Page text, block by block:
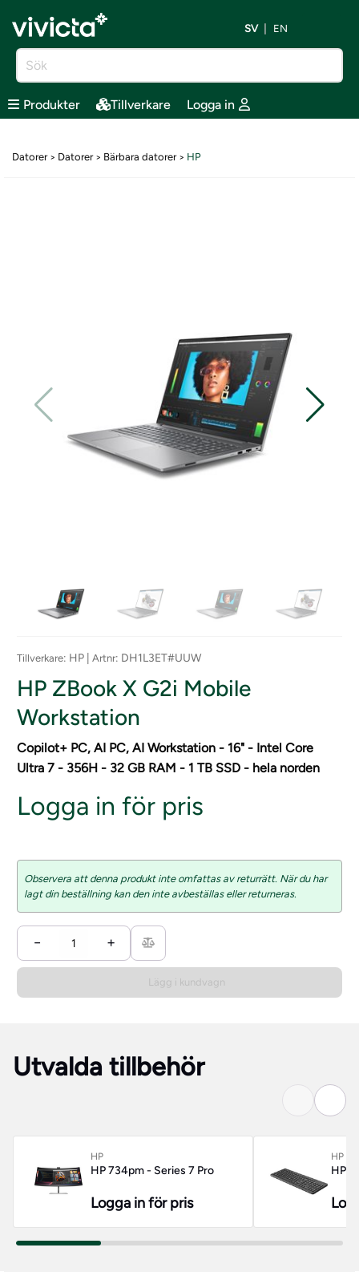
SV EN
Produkter Tillverkare Logga in
Datorer> Datorer> Bärbara datorer> HP
Tillverkare: HP | Artnr: DH1L3ET#UUW
HP ZBook X G2i Mobile
Workstation
Copilot+ PC, AI PC, AI Workstation - 16" - Intel Core
Ultra 7 - 356H - 32 GB RAM - 1 TB SSD - hela norden
Logga in för pris
Observera att denna produkt inte omfattas av returrätt. När du har
lagt din beställning kan den inte avbeställas eller returneras.
− +
Lägg i kundvagn
Utvalda tillbehör
HP
HP 734pm - Series 7 Pro
Logga in för pris
HP
HP